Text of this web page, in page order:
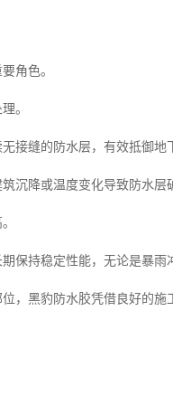
角色。
。
接缝的防水层，有效抵御地
沉降或温度变化导致防水层
保持稳定性能，无论是暴
，黑豹防水胶凭借良好的